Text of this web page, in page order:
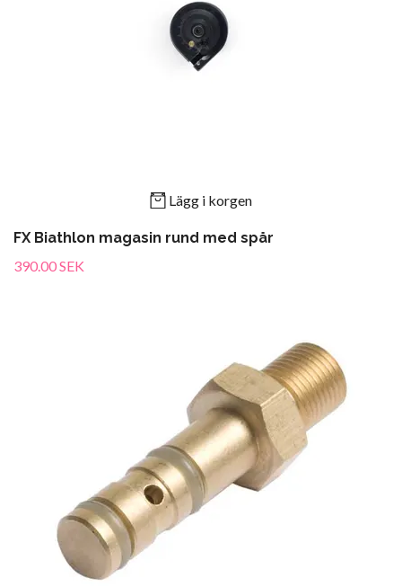
Lägg i korgen
FX Biathlon magasin rund med spår
390.00 SEK